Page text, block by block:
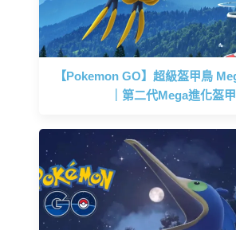
【Pokemon GO】超級盔甲鳥
｜第二代Mega進化盔